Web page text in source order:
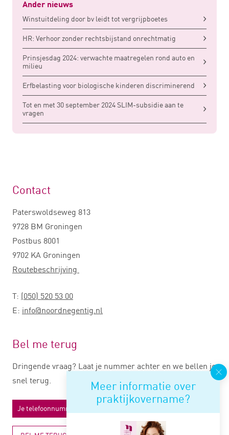
Ander nieuws
Winstuitdeling door bv leidt tot vergrijpboetes
HR: Verhoor zonder rechtsbijstand onrechtmatig
Prinsjesdag 2024: verwachte maatregelen rond auto en
milieu
Erfbelasting voor biologische kinderen discriminerend
Tot en met 30 september 2024 SLIM-subsidie aan te
vragen
Meer informatie over
praktijkovername?
Contact
Paterswoldseweg 813
9728 BM Groningen
Postbus 8001
9702 KA Groningen
Routebeschrijving
T: (050) 520 53 00
E: info@noordnegentig.nl
Bel me terug
Dringende vraag? Laat je nummer achter en we bellen je
snel terug.